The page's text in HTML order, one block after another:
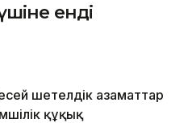
енді
шетелдік азаматтар
құқық